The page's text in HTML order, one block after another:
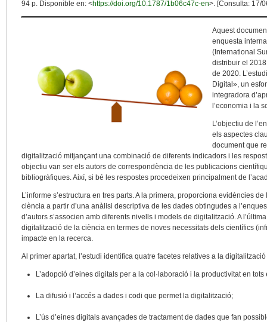
94 p. Disponible en: <https://doi.org/10.1787/1b06c47c-en>. [Consulta: 17/
Aquest
enquesta
(International
distribuir el
de 2020.
Digital», un
integradora
l’economia i la
L’objectiu de
els aspectes
document que
digitalització mitjançant una combinació de diferents indicadors i les
objectiu van ser els autors de correspondència de les publicacions
bibliogràfiques. Així, si bé les respostes procedeixen principalment de
L’informe s’estructura en tres parts. A la primera, proporciona evidències
ciència a partir d’una anàlisi descriptiva de les dades obtingudes a
d’autors s’associen amb diferents nivells i models de digitalització. A
digitalització de la ciència en termes de noves necessitats dels científics
impacte en la recerca.
Al primer apartat, l’estudi identifica quatre facetes relatives a la
L’adopció d’eines digitals per a la col·laboració i la productivitat en
La difusió i l’accés a dades i codi que permet la digitalització;
L’ús d’eines digitals avançades de tractament de dades que fan